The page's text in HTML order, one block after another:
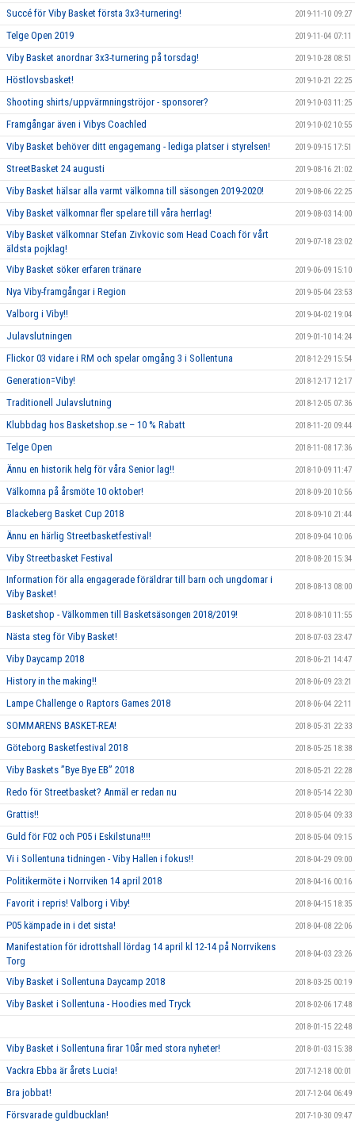
Succé för Viby Basket första 3x3-turnering! 2019-11-10 09:27
Telge Open 2019 2019-11-04 07:11
Viby Basket anordnar 3x3-turnering på torsdag! 2019-10-28 08:51
Höstlovsbasket! 2019-10-21 22:25
Shooting shirts/uppvärmningströjor - sponsorer? 2019-10-03 11:25
Framgångar även i Vibys Coachled 2019-10-02 10:55
Viby Basket behöver ditt engagemang - lediga platser i styrelsen! 2019-09-15 17:51
StreetBasket 24 augusti 2019-08-16 21:02
Viby Basket hälsar alla varmt välkomna till säsongen 2019-2020! 2019-08-06 22:25
Viby Basket välkomnar fler spelare till våra herrlag! 2019-08-03 14:00
Viby Basket välkomnar Stefan Zivkovic som Head Coach för vårt
äldsta pojklag!
2019-07-18 23:02
Viby Basket söker erfaren tränare 2019-06-09 15:10
Nya Viby-framgångar i Region 2019-05-04 23:53
Valborg i Viby!! 2019-04-02 19:04
Julavslutningen 2019-01-10 14:24
Flickor 03 vidare i RM och spelar omgång 3 i Sollentuna 2018-12-29 15:54
Generation=Viby! 2018-12-17 12:17
Traditionell Julavslutning 2018-12-05 07:36
Klubbdag hos Basketshop.se – 10 % Rabatt 2018-11-20 09:44
Telge Open 2018-11-08 17:36
Ännu en historik helg för våra Senior lag!! 2018-10-09 11:47
Välkomna på årsmöte 10 oktober! 2018-09-20 10:56
Blackeberg Basket Cup 2018 2018-09-10 21:44
Ännu en härlig Streetbasketfestival! 2018-09-04 10:06
Viby Streetbasket Festival 2018-08-20 15:34
Information för alla engagerade föräldrar till barn och ungdomar i
Viby Basket!
2018-08-13 08:00
Basketshop - Välkommen till Basketsäsongen 2018/2019! 2018-08-10 11:55
Nästa steg för Viby Basket! 2018-07-03 23:47
Viby Daycamp 2018 2018-06-21 14:47
History in the making!! 2018-06-09 23:21
Lampe Challenge o Raptors Games 2018 2018-06-04 22:11
SOMMARENS BASKET-REA! 2018-05-31 22:33
Göteborg Basketfestival 2018 2018-05-25 18:38
Viby Baskets ”Bye Bye EB” 2018 2018-05-21 22:28
Redo för Streetbasket? Anmäl er redan nu 2018-05-14 22:30
Grattis!! 2018-05-04 09:33
Guld för F02 och P05 i Eskilstuna!!!! 2018-05-04 09:15
Vi i Sollentuna tidningen - Viby Hallen i fokus!! 2018-04-29 09:00
Politikermöte i Norrviken 14 april 2018 2018-04-16 00:16
Favorit i repris! Valborg i Viby! 2018-04-15 18:35
P05 kämpade in i det sista! 2018-04-08 22:06
Manifestation för idrottshall lördag 14 april kl 12-14 på Norrvikens
Torg
2018-04-03 23:26
Viby Basket i Sollentuna Daycamp 2018 2018-03-25 00:19
Viby Basket i Sollentuna - Hoodies med Tryck 2018-02-06 17:48
2018-01-15 22:48
Viby Basket i Sollentuna firar 10år med stora nyheter! 2018-01-03 15:38
Vackra Ebba är årets Lucia! 2017-12-18 00:01
Bra jobbat! 2017-12-04 06:49
Försvarade guldbucklan! 2017-10-30 09:47